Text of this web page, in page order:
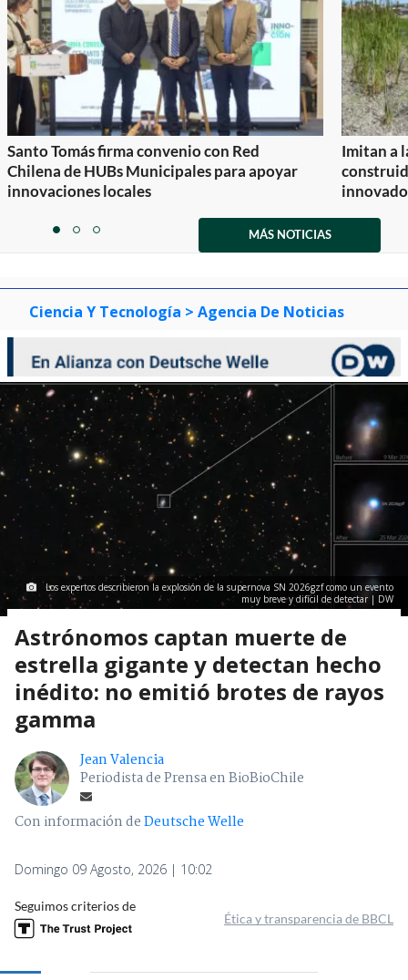
Santo Tomás firma convenio con Red
Chilena de HUBs Municipales para apoyar
innovaciones locales
Imitan a
itemitemitem
MÁS NOTICIAS
Ciencia Y Tecnología > Agencia De Noticias
Los expertos describieron la explosión de la supernova SN 2026gzf como un evento
muy breve y difícil de detectar | DW
Astrónomos captan muerte de
estrella gigante y detectan hecho
inédito: no emitió brotes de rayos
gamma
Jean Valencia
Periodista de Prensa en BioBioChile
Con información deDeutsche Welle
Domingo 09 Agosto, 2026 | 10:02
Seguimos criterios de
Ética y transparencia de BBCL